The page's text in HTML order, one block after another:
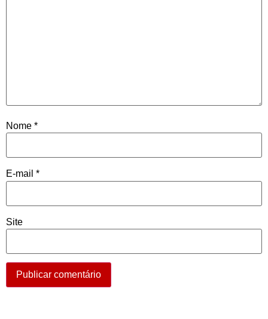
Nome *
E-mail *
Site